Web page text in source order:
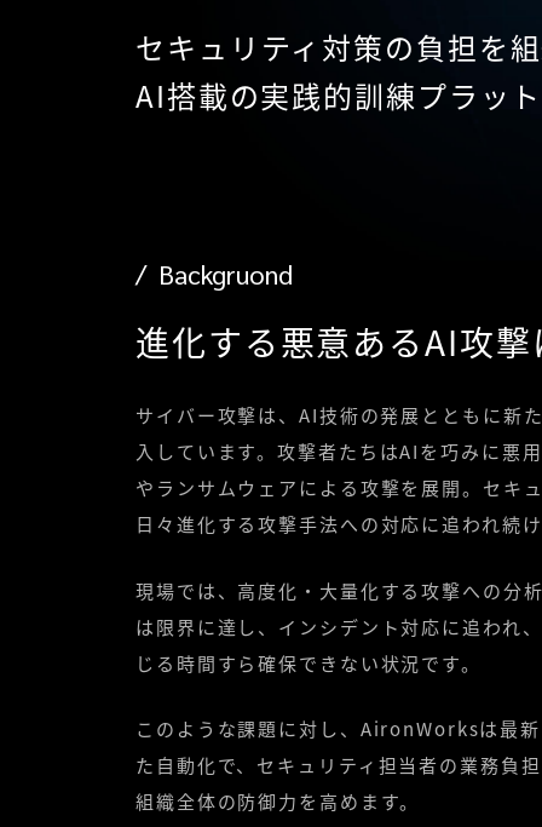
セキュリティ対策の負担を
AI搭載の実践的訓練プラッ
Backgruond
進化する悪意あるAI攻
サイバー攻撃は、AI技術の発展とともに新
入しています。攻撃者たちはAIを巧みに悪
やランサムウェアによる攻撃を展開。セキ
日々進化する攻撃手法への対応に追われ続
現場では、高度化・大量化する攻撃への分
は限界に達し、インシデント対応に追われ
じる時間すら確保できない状況です。
このような課題に対し、AironWorksは最
た自動化で、セキュリティ担当者の業務負
組織全体の防御力を高めます。